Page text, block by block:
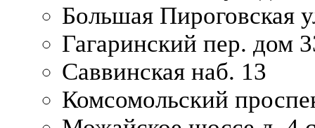
Большая Пироговская
Гагаринский пер. дом
Саввинская наб. 13
Комсомольский